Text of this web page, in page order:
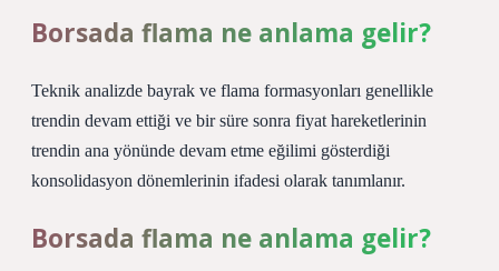
Borsada flama ne anlama gelir?
Teknik analizde bayrak ve flama formasyonları genellikle
trendin devam ettiği ve bir süre sonra fiyat hareketlerinin
trendin ana yönünde devam etme eğilimi gösterdiği
konsolidasyon dönemlerinin ifadesi olarak tanımlanır.
Borsada flama ne anlama gelir?